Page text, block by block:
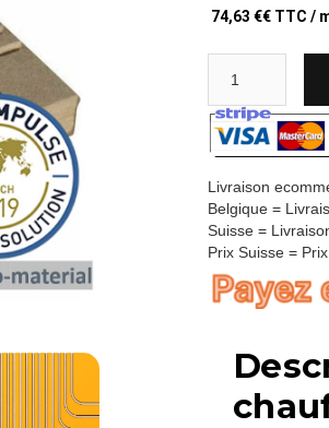
74,63 €€ TTC /
Livraison
Belgique =
Suisse =
Prix Suisse =